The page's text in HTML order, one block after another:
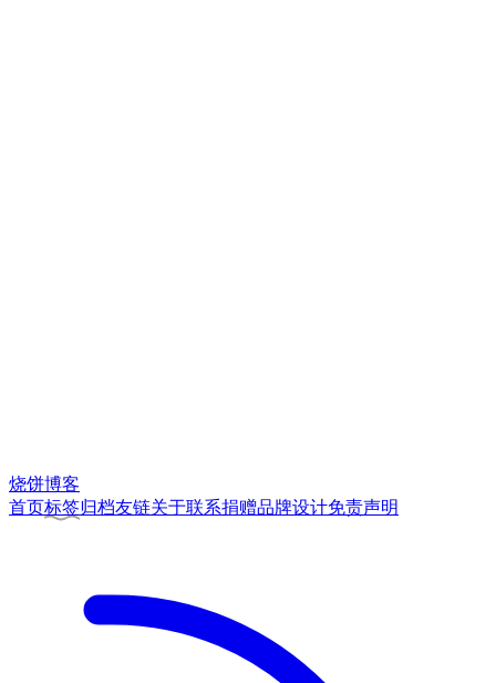
烧饼博客
首页标签归档友链关于联系捐赠品牌设计免责声明